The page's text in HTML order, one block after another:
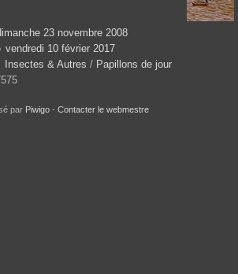
23 novembre 2008
vendredi 10 février 2017
Insectes & Autres / Papillons de jour
par Piwigo - Contacter le webmestre